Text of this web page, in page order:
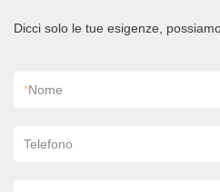
Dicci solo le tue esigenze,
*Nome
Telefono